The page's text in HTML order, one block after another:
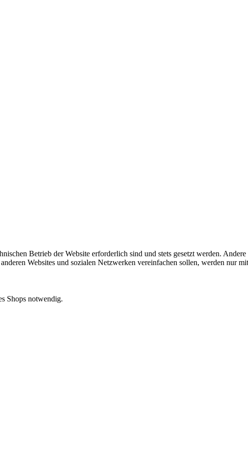
Betrieb der Website erforderlich sind und stets gesetzt werden.
Websites und sozialen Netzwerken vereinfachen sollen, werden nur
Shops notwendig.